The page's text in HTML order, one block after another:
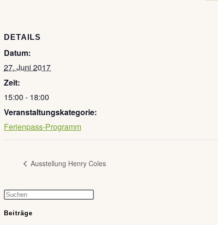
DETAILS
Datum:
27. Juni 2017
Zeit:
15:00 - 18:00
Veranstaltungskategorie:
Ferienpass-Programm
Ausstellung Henry Coles
Press
Beiträge